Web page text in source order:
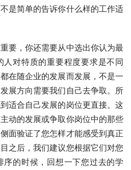
是简单的告诉你什么样的工作适
要，你还需要从中选出你认为最
对特质的重要程度要求是不同
在随企业的发展而发展，不是一
展方向需要我们自己去争取。所
适合自己发展的岗位更直接。这
动的发展或争取你岗位中的那些
面验证了您怎样才能感受到真正
之后，我们建议您根据它们对您
序的时候，回想一下您过去的学